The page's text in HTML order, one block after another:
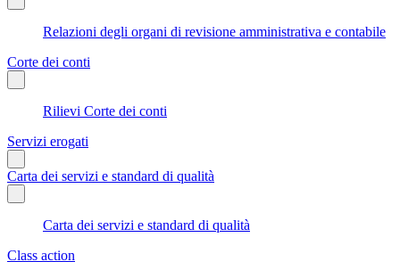
Relazioni degli organi di revisione amministrativa e contabile
Corte dei conti
Rilievi Corte dei conti
Servizi erogati
Carta dei servizi e standard di qualità
Carta dei servizi e standard di qualità
Class action